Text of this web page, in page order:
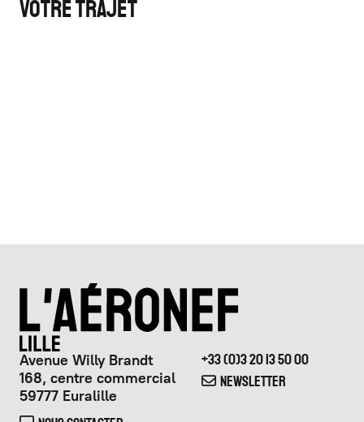
votre trajet
Avenue Willy Brandt
168, centre commercial
59777 Euralille
+33 (0)3 20 13 50 00
NEWSLETTER